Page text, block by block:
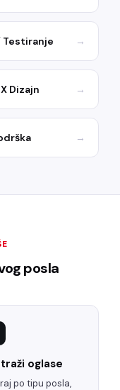
Testiranje →
Dizajn →
→
posla
oglase
po tipu posla,